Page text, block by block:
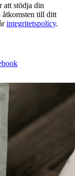
att stödja din
åtkomsten till ditt
integritetspolicy.